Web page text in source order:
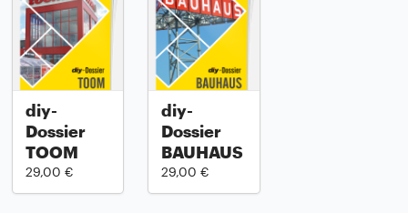
diy-
Dossier
TOOM
29,00 €
diy-
Dossier
BAUHAUS
29,00 €